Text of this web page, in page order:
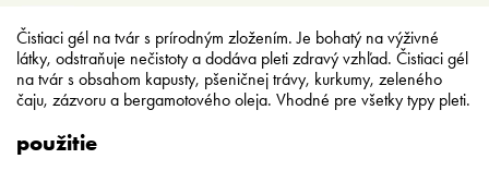
Nízke ceny pre holičov a
kaderníkov
Čistiaci gél na tvár s prírodným zložením. Je bohatý na výživné
látky, odstraňuje nečistoty a dodáva pleti zdravý vzhľad. Čistiaci gél
na tvár s obsahom kapusty, pšeničnej trávy, kurkumy, zeleného
čaju, zázvoru a bergamotového oleja. Vhodné pre všetky typy pleti.
použitie